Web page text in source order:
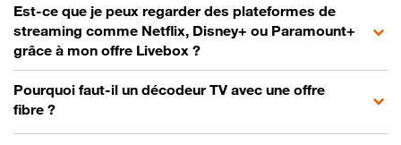
Est-ce que je peux regarder des plateformes de
streaming comme Netflix, Disney+ ou Paramount+
grâce à mon offre Livebox ?
Pourquoi faut-il un décodeur TV avec une offre
fibre ?